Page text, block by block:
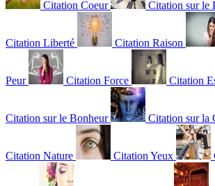
Citation Coeur Citation sur le
Citation Liberté Citation Raison
Peur Citation Force Citation
Citation sur le Bonheur Citation sur la
Citation Nature Citation Yeux